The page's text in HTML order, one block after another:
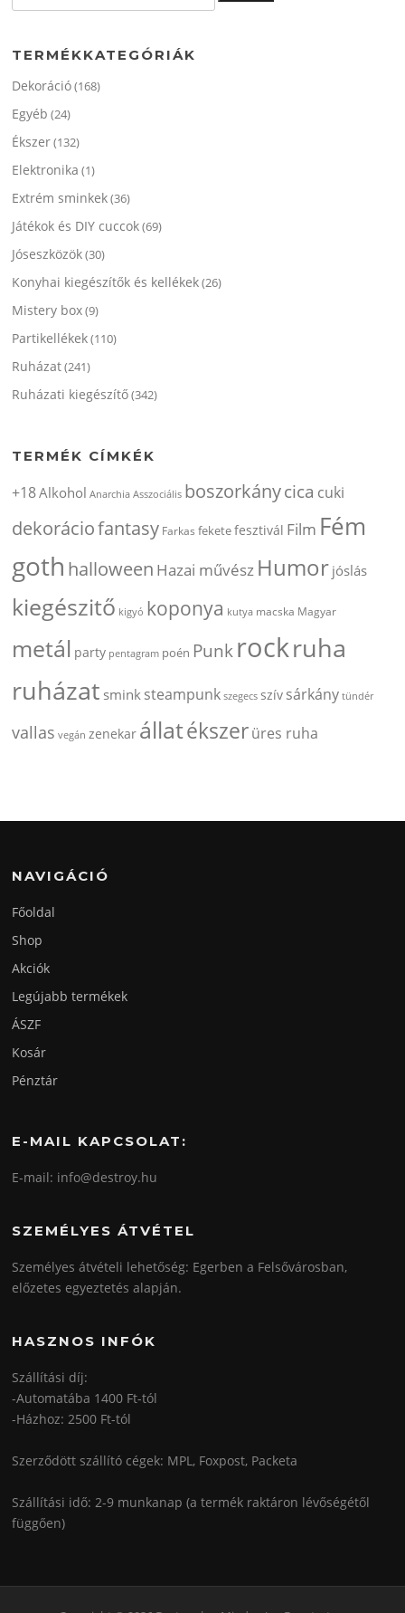
következőre:
TERMÉKKATEGÓRIÁK
Dekoráció(168)
Egyéb (24)
Ékszer(132)
Elektronika (1)
Extrém sminkek(36)
Játékok és DIY cuccok(69)
Jóseszközök(30)
Konyhai kiegészítők és kellékek(26)
Mistery box(9)
Partikellékek(110)
Ruházat(241)
Ruházati kiegészítő(342)
TERMÉK CÍMKÉK
+18Alkohol Anarchia Asszociális boszorkánycica cuki
dekoráciofantasy Farkas feketefesztivál Film Fém
goth halloween Hazai művész Humor jóslás
kiegészitő kigyó koponya kutya macska Magyar
metál party pentagram poén Punkrockruha
ruházat smink steampunk szegecs szív sárkány tündér
vallas vegán zenekar állatékszerüres ruha
NAVIGÁCIÓ
Főoldal
Shop
Akciók
Legújabb termékek
ÁSZF
Kosár
Pénztár
E-MAIL KAPCSOLAT:
E-mail: info@destroy.hu
SZEMÉLYES ÁTVÉTEL
Személyes átvételi lehetőség: Egerben a Felsővárosban,
előzetes egyeztetés alapján.
HASZNOS INFÓK
Szállítási díj:
-Automatába 1400 Ft-tól
-Házhoz: 2500 Ft-tól
Szerződött szállító cégek: MPL, Foxpost, Packeta
Szállítási idő: 2-9 munkanap (a termék raktáron lévőségétől
függően)